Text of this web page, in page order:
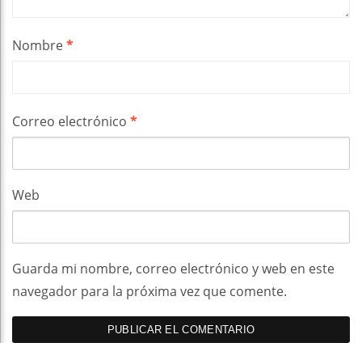
Nombre*
Correo electrónico *
Web
Guarda mi nombre, correo electrónico y web en este
navegador para la próxima vez que comente.